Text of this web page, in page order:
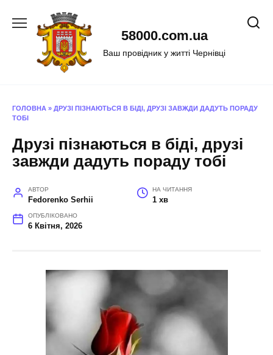
58000.com.ua
Ваш провідник у житті Чернівці
ГОЛОВНА » ДРУЗІ ПІЗНАЮТЬСЯ В БІДІ, ДРУЗІ ЗАВЖДИ ДАДУТЬ ПОРАДУ
ТОБІ
Друзі пізнаються в біді, друзі
завжди дадуть пораду тобі
АВТОР
Fedorenko Serhii
НА ЧИТАННЯ
1 хв
ОПУБЛІКОВАНО
6 Квітня, 2026